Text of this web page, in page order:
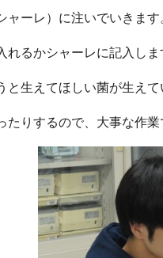
ャーレ）に注いでいきます
れるかシャーレに記入し
と生えてほしい菌が生え
たりするので、大事な作